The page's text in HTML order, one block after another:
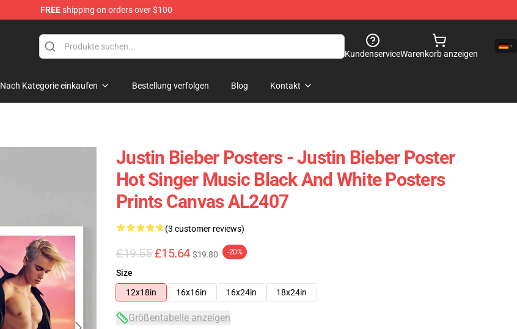
FREEshipping on orders over $100
KundenserviceWarenkorb anzeigen
Nach Kategorie einkaufen Bestellung verfolgen Blog Kontakt
Justin Bieber Posters - Justin Bieber Poster
Hot Singer Music Black And White Posters
Prints Canvas AL2407
(3 customer reviews)
£19.55 £15.64 $19.80 -20%
Size
12x18in
16x16in 16x24in 18x24in
Größentabelle anzeigen